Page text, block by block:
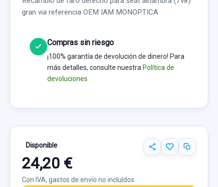
gran via referencia OEM IAM MONOPTICA
Compras sin riesgo
¡100% garantía de devolución de dinero! Para
más detalles, consulte nuestra Política de
devoluciones
Disponible
24,20 €
Con IVA, gastos de envío no incluídos.